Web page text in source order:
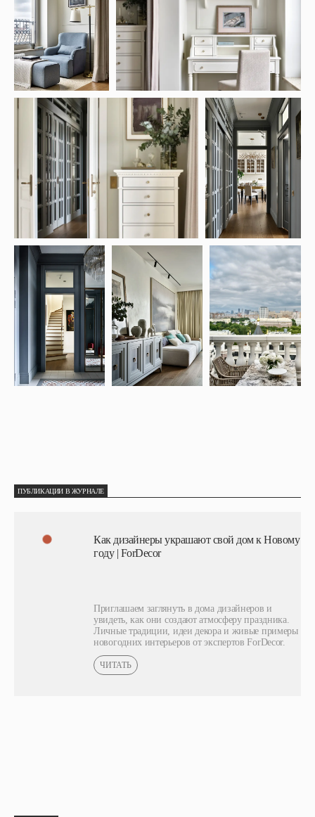
ПУБЛИКАЦИИ В ЖУРНАЛЕ
Как дизайнеры украшают свой дом к Новому
году | ForDecor
Приглашаем заглянуть в дома дизайнеров и
увидеть, как они создают атмосферу праздника.
Личные традиции, идеи декора и живые примеры
новогодних интерьеров от экспертов ForDecor.